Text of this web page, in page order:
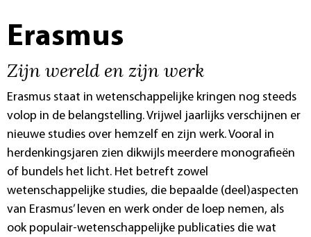
Erasmus
Zijn wereld en zijn werk
Erasmus staat in wetenschappelijke kringen nog steeds
volop in de belangstelling. Vrijwel jaarlijks verschijnen er
nieuwe studies over hemzelf en zijn werk. Vooral in
herdenkingsjaren zien dikwijls meerdere monografieën
of bundels het licht. Het betreft zowel
wetenschappelijke studies, die bepaalde (deel)aspecten
van Erasmus’ leven en werk onder de loep nemen, als
ook populair-wetenschappelijke publicaties die wat